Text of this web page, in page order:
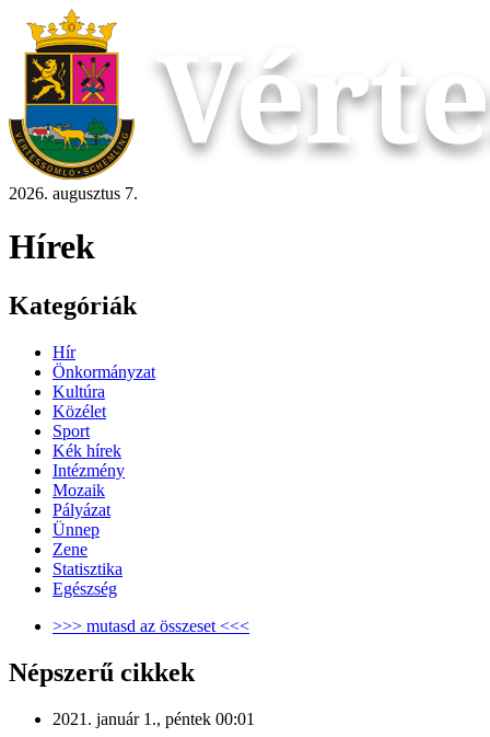
2026. augusztus 7.
Hírek
Kategóriák
Hír
Önkormányzat
Kultúra
Közélet
Sport
Kék hírek
Intézmény
Mozaik
Pályázat
Ünnep
Zene
Statisztika
Egészség
>>> mutasd az összeset <<<
Népszerű cikkek
2021. január 1., péntek 00:01